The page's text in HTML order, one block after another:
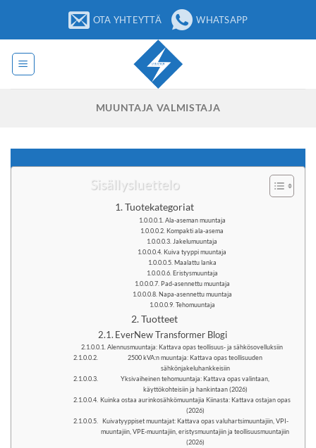
OTA YHTEYTTÄ WHATSAPP
MUUNTAJA VALMISTAJA
Sisällysluettelo
Tuotekategoriat
Ala-aseman muuntaja
Kompakti ala-asema
Jakelumuuntaja
Kuiva tyyppi muuntaja
Maalattu lanka
Eristysmuuntaja
Pad-asennettu muuntaja
Napa-asennettu muuntaja
Tehomuuntaja
Tuotteet
EverNew Transformer Blogi
Alennusmuuntaja: Kattava opas teollisuus- ja sähkösovelluksiin
2500 kVA:n muuntaja: Kattava opas teollisuuden
sähkönjakeluhankkeisiin
Yksivaiheinen tehomuuntaja: Kattava opas valintaan,
käyttökohteisiin ja hankintaan (2026)
Kuinka ostaa aurinkosähkömuuntajia Kiinasta: Kattava ostajan opas
(2026)
Kuivatyyppiset muuntajat: Kattava opas valuhartsimuuntajiin, VPI-
muuntajiin, VPE-muuntajiin, eristysmuuntajiin ja teollisuusmuuntajiin
(2026)